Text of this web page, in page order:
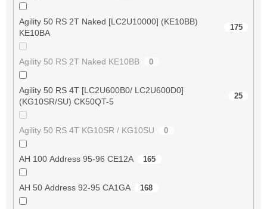
Agility 50 RS 2T Naked [LC2U10000] (KE10BB)
KE10BA
175
Agility 50 RS 2T Naked KE10BB 0
Agility 50 RS 4T [LC2U600B0/ LC2U600D0]
(KG10SR/SU) CK50QT-5
25
Agility 50 RS 4T KG10SR / KG10SU 0
AH 100 Address 95-96 CE12A 165
AH 50 Address 92-95 CA1GA 168